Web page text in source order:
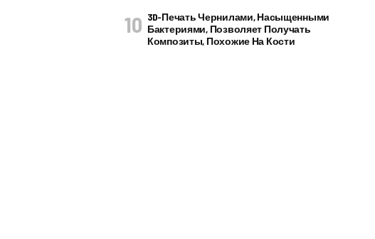
3D-Печать Чернилами, Насыщенными
Бактериями, Позволяет Получать
Композиты, Похожие На Кости